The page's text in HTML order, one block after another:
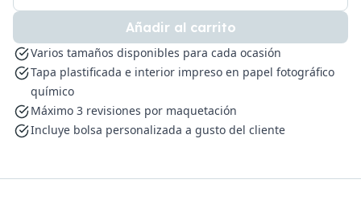
Añadir al carrito
Varios tamaños disponibles para cada ocasión
Tapa plastificada e interior impreso en papel fotográfico
químico
Máximo 3 revisiones por maquetación
Incluye bolsa personalizada a gusto del cliente